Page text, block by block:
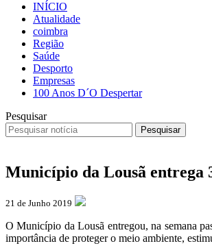
INÍCIO
Atualidade
coimbra
Região
Saúde
Desporto
Empresas
100 Anos D´O Despertar
Pesquisar
Pesquisar
Município da Lousã entrega
21 de Junho 2019
O Município da Lousã entregou, na semana
importância de proteger o meio ambiente,